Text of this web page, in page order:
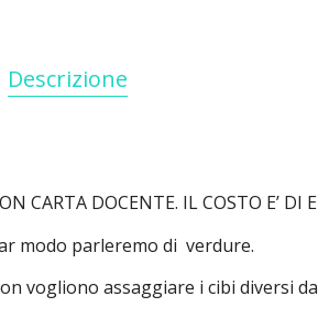
Descrizione
CARTA DOCENTE. IL COSTO E’ DI
modo parleremo di verdure.
vogliono assaggiare i cibi diversi